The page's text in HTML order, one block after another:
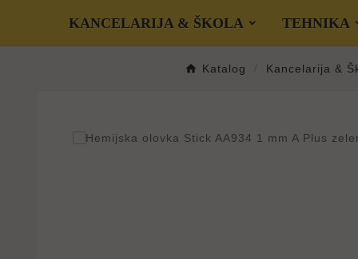
KANCELARIJA & ŠKOLA TEHNIKA
Katalog Kancelarija &